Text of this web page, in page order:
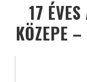
17
KÖZEPE